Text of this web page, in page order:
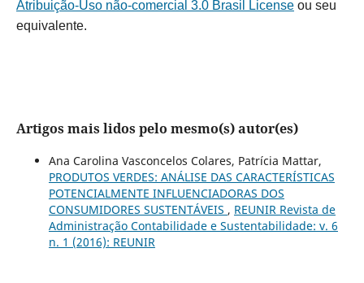
Atribuição-Uso não-comercial 3.0 Brasil Licenseou seu
equivalente.
Artigos mais lidos pelo mesmo(s) autor(es)
Ana Carolina Vasconcelos Colares, Patrícia Mattar,
PRODUTOS VERDES: ANÁLISE DAS CARACTERÍSTICAS
POTENCIALMENTE INFLUENCIADORAS DOS
CONSUMIDORES SUSTENTÁVEIS , REUNIR Revista de
Administração Contabilidade e Sustentabilidade: v. 6
n. 1 (2016): REUNIR